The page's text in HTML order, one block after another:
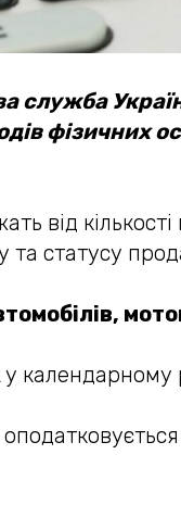
служба
фізичних
від
та статусу
у календарному